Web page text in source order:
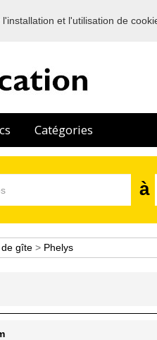
sur l'annuaire des
Catégories
à
gîte > Phelys
et l'utilisation de